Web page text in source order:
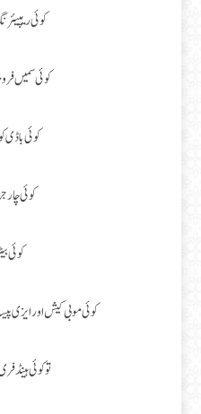
کوئی
کوئی سمیں
کوئی باڈی
کوئی
کوئی
کوئی موبی کیش اور ایزی
تو کوئی ہینڈ